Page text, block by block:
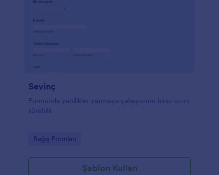
Sevinç
Formunda yenilikler yapmaya çalışıyorum biraz uzun
sürebilir
Go to Category:
Bağış Formları
Şablon Kullan